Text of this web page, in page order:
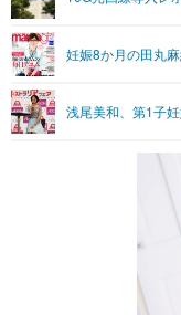
グラビア
ショッピング
プッシュ通知の停止方
妊娠8か月の田丸
浅尾美和、第1子